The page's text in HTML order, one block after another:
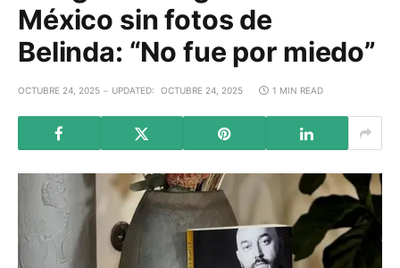
México sin fotos de
Belinda: “No fue por miedo”
OCTUBRE 24, 2025 UPDATED: OCTUBRE 24, 2025 1 MIN READ